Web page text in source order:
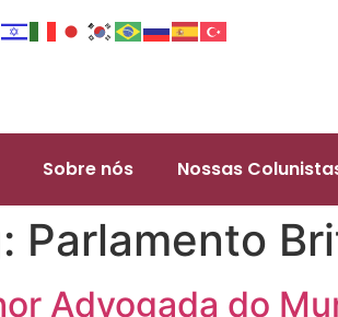
Sobre nós Nossas
Parlamento
Advogada do